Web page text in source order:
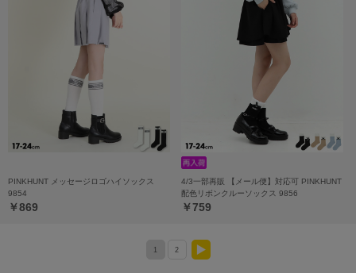
PINKHUNT メッセージロゴハイソックス
9854
￥869
4/3一部再販 【メール便】対応可 PINKHUNT
配色リボンクルーソックス 9856
￥759
1 2